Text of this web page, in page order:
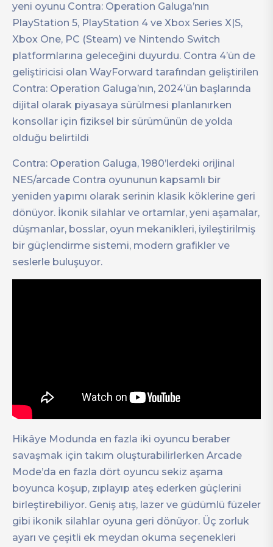
yeni oyunu Contra: Operation Galuga’nın
PlayStation 5, PlayStation 4 ve Xbox Series X|S,
Xbox One, PC (Steam) ve Nintendo Switch
platformlarına geleceğini duyurdu. Contra 4’ün de
geliştiricisi olan WayForward tarafından geliştirilen
Contra: Operation Galuga’nın, 2024’ün başlarında
dijital olarak piyasaya sürülmesi planlanırken
konsollar için fiziksel bir sürümünün de yolda
olduğu belirtildi
Contra: Operation Galuga, 1980’lerdeki orijinal
NES/arcade Contra oyununun kapsamlı bir
yeniden yapımı olarak serinin klasik köklerine geri
dönüyor. İkonik silahlar ve ortamlar, yeni aşamalar,
düşmanlar, bosslar, oyun mekanikleri, iyileştirilmiş
bir güçlendirme sistemi, modern grafikler ve
seslerle buluşuyor.
Hikâye Modunda en fazla iki oyuncu beraber
savaşmak için takım oluşturabilirlerken Arcade
Mode’da en fazla dört oyuncu sekiz aşama
boyunca koşup, zıplayıp ateş ederken güçlerini
birleştirebiliyor. Geniş atış, lazer ve güdümlü füzeler
gibi ikonik silahlar oyuna geri dönüyor. Üç zorluk
ayarı ve çeşitli ek meydan okuma seçenekleri